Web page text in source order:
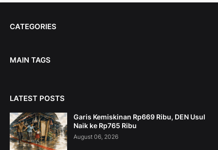
CATEGORIES
MAIN TAGS
LATEST POSTS
Garis Kemiskinan Rp669 Ribu, DEN Usul
Naik ke Rp765 Ribu
August 06, 2026